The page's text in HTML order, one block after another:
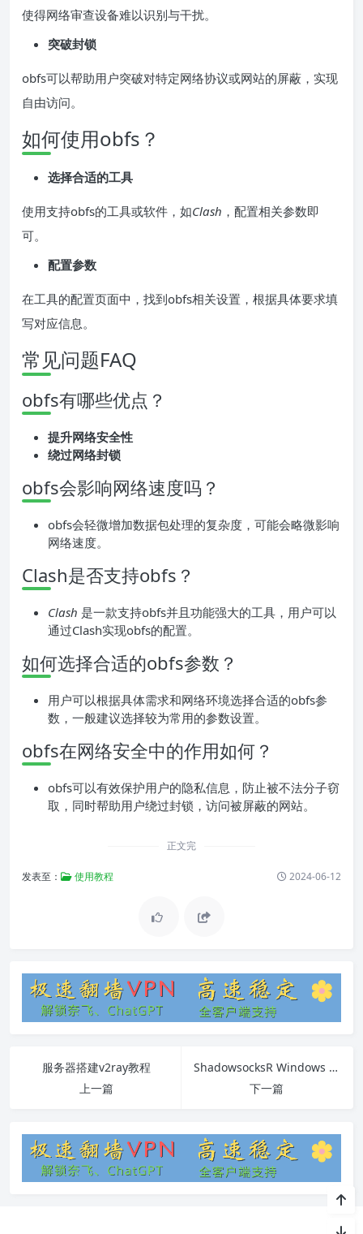
使得网络审查设备难以识别与干扰。
突破封锁
obfs可以帮助用户突破对特定网络协议或网站的屏蔽，实现
自由访问。
如何使用obfs？
选择合适的工具
使用支持obfs的工具或软件，如Clash ，配置相关参数即
可。
配置参数
在工具的配置页面中，找到obfs相关设置，根据具体要求填
写对应信息。
常见问题FAQ
obfs有哪些优点？
提升网络安全性
绕过网络封锁
obfs会影响网络速度吗？
obfs会轻微增加数据包处理的复杂度，可能会略微影响
网络速度。
Clash是否支持obfs？
Clash 是一款支持obfs并且功能强大的工具，用户可以
通过Clash实现obfs的配置。
如何选择合适的obfs参数？
用户可以根据具体需求和网络环境选择合适的obfs参
数，一般建议选择较为常用的参数设置。
obfs在网络安全中的作用如何？
obfs可以有效保护用户的隐私信息，防止被不法分子窃
取，同时帮助用户绕过封锁，访问被屏蔽的网站。
正文完
发表至： 使用教程 2024-06-12
服务器搭建v2ray教程
上一篇
ShadowsocksR Windows 64位便携式版教程
下一篇